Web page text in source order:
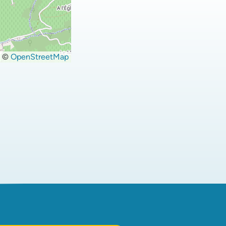
© OpenStreetMap